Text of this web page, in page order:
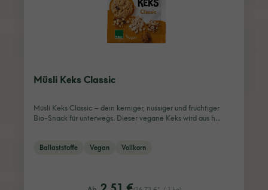
Müsli Keks Classic
Ballaststoffe Vegan Vollkorn
Müsli Keks Classic – dein kerniger, nussiger und fruchtiger
Bio-Snack für unterwegs. Dieser vegane Keks wird aus h…